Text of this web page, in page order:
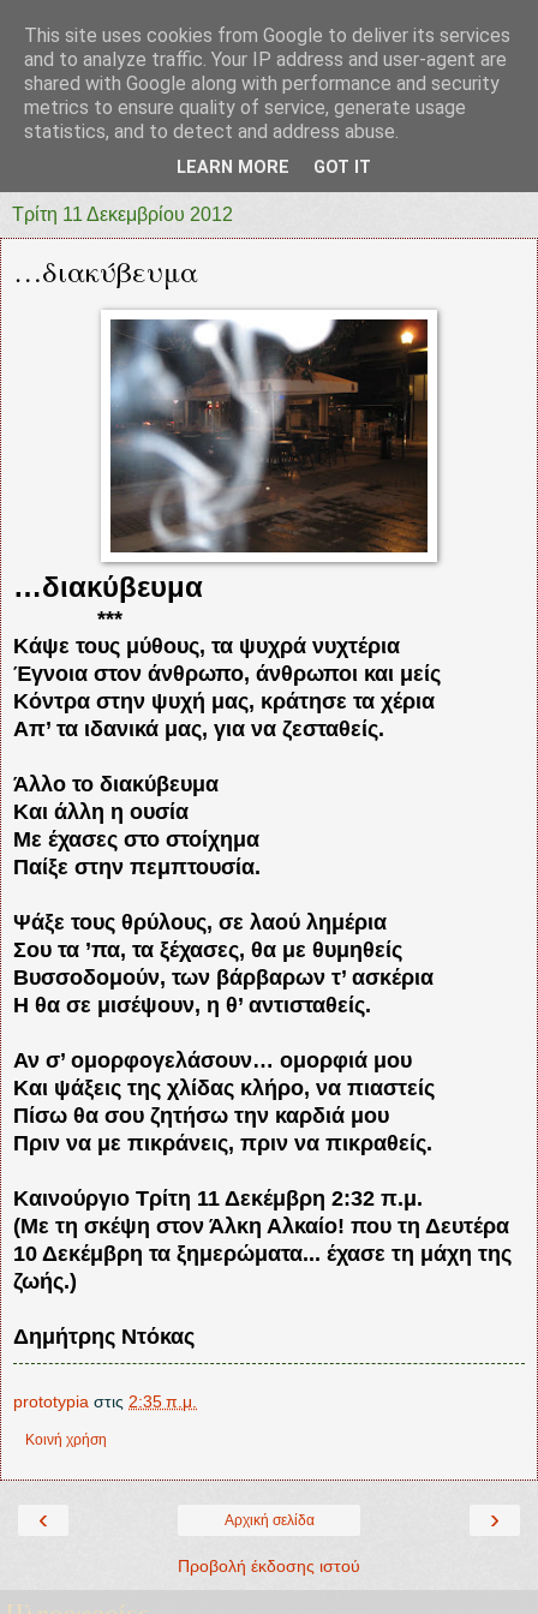
prototypia
"ΠΡΩΤΟΤΥΠΙΑ" * ΑΝΕΞΑΡΤΗΤΗ-ΗΛΕΚΤΡΟΝΙΚΗ-
Τρίτη 11 Δεκεμβρίου 2012
…διακύβευμα
…διακύβευμα
***
Κάψε τους μύθους, τα ψυχρά νυχτέρια
Έγνοια στον άνθρωπο, άνθρωποι και μείς
Κόντρα στην ψυχή μας, κράτησε τα χέρια
Απ’ τα ιδανικά μας, για να ζεσταθείς.
Άλλο το διακύβευμα
Και άλλη η ουσία
Με έχασες στο στοίχημα
Παίξε στην πεμπτουσία.
Ψάξε τους θρύλους, σε λαού λημέρια
Σου τα ’πα, τα ξέχασες, θα με θυμηθείς
Βυσσοδομούν, των βάρβαρων τ’ ασκέρια
Η θα σε μισέψουν, η θ’ αντισταθείς.
Αν σ’ ομορφογελάσουν… ομορφιά μου
Και ψάξεις της χλίδας κλήρο, να πιαστείς
Πίσω θα σου ζητήσω την καρδιά μου
Πριν να με πικράνεις, πριν να πικραθείς.
Καινούργιο Τρίτη 11 Δεκέμβρη 2:32 π.μ.
(Με τη σκέψη στον Άλκη Αλκαίο! που τη Δευτέρα
10 Δεκέμβρη τα ξημερώματα... έχασε τη μάχη της
ζωής.)
Δημήτρης Ντόκας
prototypia στις 2:35 π.μ.
Κοινή χρήση
‹ ›
Αρχική σελίδα
Προβολή έκδοσης ιστού
This site uses cookies from Google to deliver its services
and to analyze traffic. Your IP address and user-agent are
shared with Google along with performance and security
metrics to ensure quality of service, generate usage
statistics, and to detect and address abuse.
LEARN MORE GOT IT